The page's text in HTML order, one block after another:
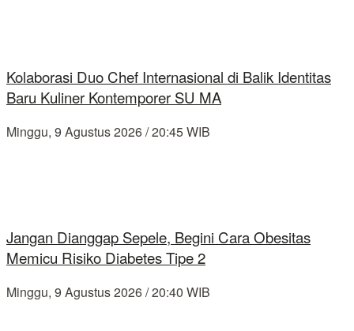
Kolaborasi Duo Chef Internasional di Balik Identitas
Baru Kuliner Kontemporer SU MA
Minggu, 9 Agustus 2026 / 20:45 WIB
Jangan Dianggap Sepele, Begini Cara Obesitas
Memicu Risiko Diabetes Tipe 2
Minggu, 9 Agustus 2026 / 20:40 WIB